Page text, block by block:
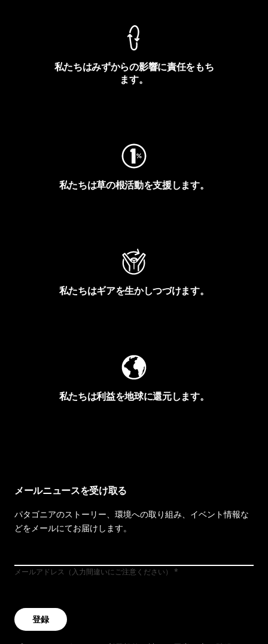
私たちはみずからの影響に責任をもち
ます。
私たちは草の根活動を支援します。
私たちはギアを生かしつづけます。
私たちは利益を地球に還元します。
メールニュースを受け取る
パタゴニアのストーリー、環境への取り組み、イベント情報な
どをメールにてお届けします。
メールアドレス（入力間違いにご注意ください）
登録